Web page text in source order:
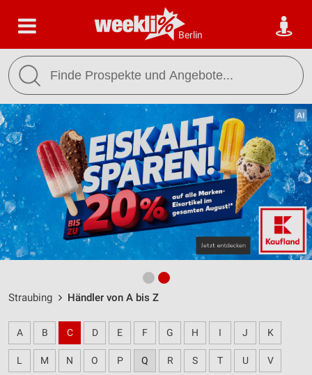
Berlin
Straubing Händler von A bis Z
A B C D E F G H I J K
L M N O P Q R S T U V